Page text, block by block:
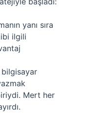
yanı sıra
ilgili
Mert her